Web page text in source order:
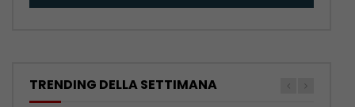
TRENDING DELLA SETTIMANA